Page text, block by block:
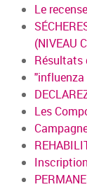
Le
(NIVEAU
Résultats
"influenza
Les